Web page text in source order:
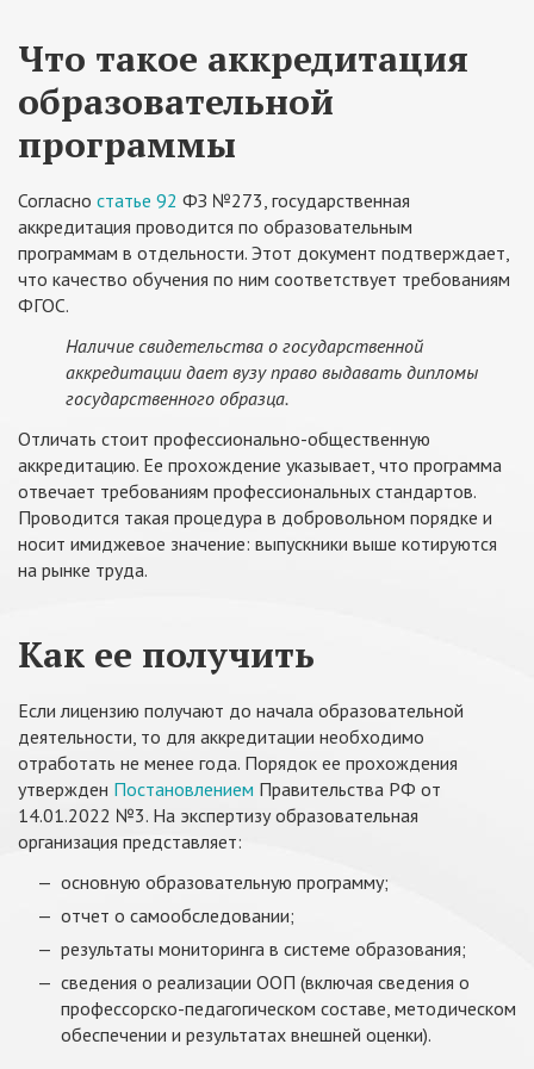
Что такое аккредитация
образовательной
программы
Согласно статье 92 ФЗ №273, государственная
аккредитация проводится по образовательным
программам в отдельности. Этот документ подтверждает,
что качество обучения по ним соответствует требованиям
ФГОС.
Наличие свидетельства о государственной
аккредитации дает вузу право выдавать дипломы
государственного образца.
Отличать стоит профессионально-общественную
аккредитацию. Ее прохождение указывает, что программа
отвечает требованиям профессиональных стандартов.
Проводится такая процедура в добровольном порядке и
носит имиджевое значение: выпускники выше котируются
на рынке труда.
Как ее получить
Если лицензию получают до начала образовательной
деятельности, то для аккредитации необходимо
отработать не менее года. Порядок ее прохождения
утвержден Постановлением Правительства РФ от
14.01.2022 №3. На экспертизу образовательная
организация представляет:
основную образовательную программу;
отчет о самообследовании;
результаты мониторинга в системе образования;
сведения о реализации ООП (включая сведения о
профессорско-педагогическом составе, методическом
обеспечении и результатах внешней оценки).